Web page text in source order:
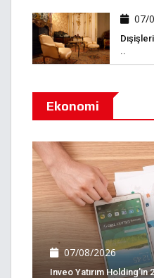
07/
..
Ekonomi
07/08/2026
Inveo Yatırım Holding'in